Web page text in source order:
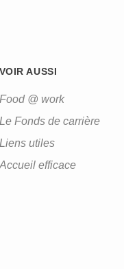
VOIR AUSSI
Food @ work
Le Fonds de carrière
Liens utiles
Accueil efficace